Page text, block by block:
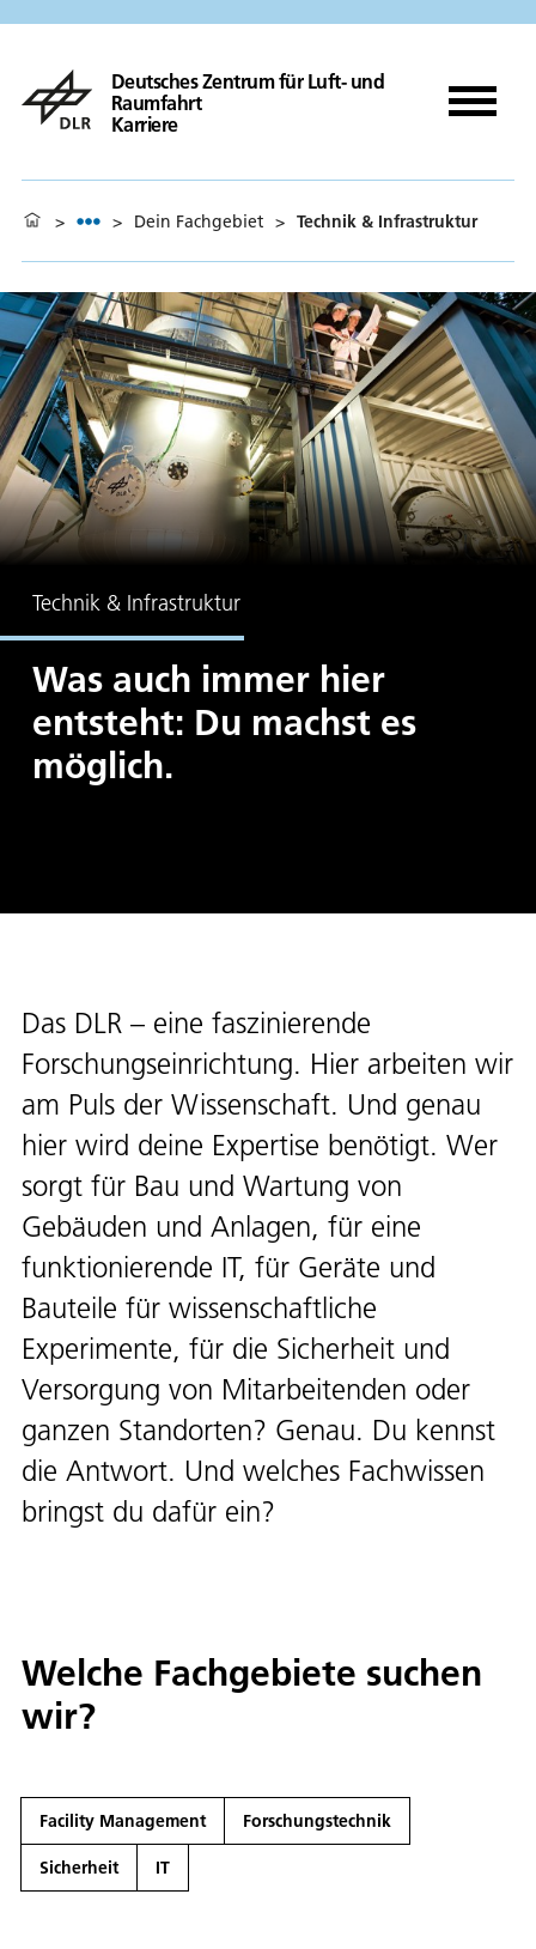
Deutsches Zentrum für Luft- und
Raumfahrt
Karriere
> > Dein Fachgebiet > Technik & Infrastruktur
Technik & Infrastruktur
Was auch immer hier
entsteht: Du machst es
möglich.
Das DLR – eine faszinierende
Forschungseinrichtung. Hier arbeiten wir
am Puls der Wissenschaft. Und genau
hier wird deine Expertise benötigt. Wer
sorgt für Bau und Wartung von
Gebäuden und Anlagen, für eine
funktionierende IT, für Geräte und
Bauteile für wissenschaftliche
Experimente, für die Sicherheit und
Versorgung von Mitarbeitenden oder
ganzen Standorten? Genau. Du kennst
die Antwort. Und welches Fachwissen
bringst du dafür ein?
Welche Fachgebiete suchen
wir?
Facility Management Forschungstechnik
Sicherheit IT